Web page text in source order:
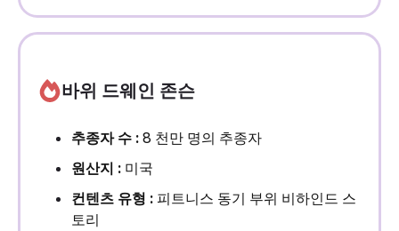
바위 드웨인 존슨
추종자 수 :8 천만 명의 추종자
원산지 : 미국
컨텐츠 유형 : 피트니스 동기 부위 비하인드 스
토리